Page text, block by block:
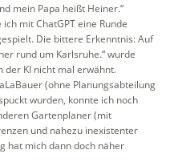
mein Papa heißt Heiner.“
mit ChatGPT eine Runde
Die bittere Erkenntnis: Auf
rund um Karlsruhe.“ wurde
der KI nicht mal erwähnt.
(ohne Planungsabteilung
wurden, konnte ich noch
Gartenplaner (mit
und nahezu inexistenter
hat mich dann doch näher